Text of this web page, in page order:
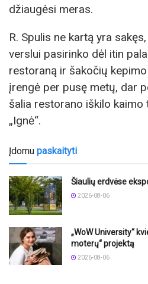
džiaugėsi meras.
R. Spulis ne kartą yra
verslui pasirinko dėl itin
restoraną ir šakočių
įrengė per pusę metų, dar
šalia restorano iškilo
„Ignė“.
Įdomu paskaityti
Šiaulių erdvėse
2026-08-06
„WoW University“
moterų“ projektą
2026-08-06